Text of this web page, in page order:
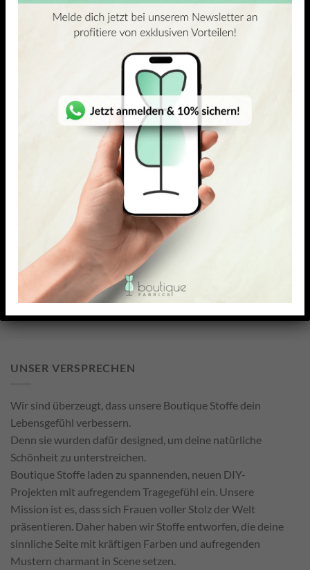
ÄHNLICHE PRODUKTE
VISKOSE
21,80
18,75 21,80 €
/ Meter
inkl. MwSt. zzgl.
Versandkosten
5.00
inkl. MwSt. zzgl.
Versandkosten
UNSER VERSPRECHEN
Wir sind überzeugt, dass unsere Boutique Stoffe dein
Lebensgefühl verbessern.
Denn sie wurden dafür designed, um deine natürliche
Schönheit zu unterstreichen.
Boutique Stoffe laden zu spannenden, neuen DIY-
Projekten mit aufregendem Tragegefühl ein. Unsere
Mission ist es, dass sich Frauen voller Stolz der Welt
präsentieren. Daher haben wir Stoffe entworfen, die deine
sinnliche Seite mit kräftigen Farben und aufregenden
Mustern charmant in Scene setzen.